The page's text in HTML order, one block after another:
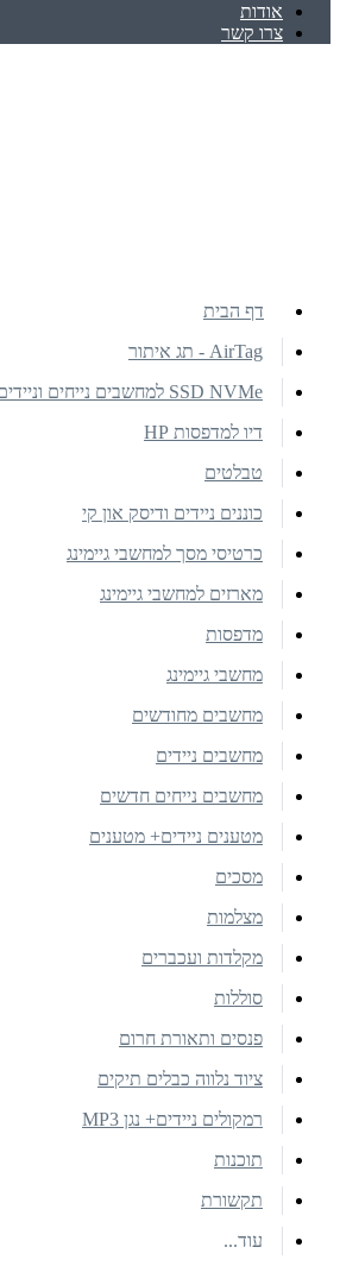
אודות
צרו קשר
דף הבית
AirTag - תג איתור
SSD NVMe למחשבים נייחים וניידים
דיו למדפסות HP
טבלטים
כוננים ניידים ודיסק און קי
כרטיסי מסך למחשבי גיימינג
מארזים למחשבי גיימינג
מדפסות
מחשבי גיימינג
מחשבים מחודשים
מחשבים ניידים
מחשבים נייחים חדשים
מטענים ניידים+ מטענים
מסכים
מצלמות
מקלדות ועכברים
סוללות
פנסים ותאורת חרום
ציוד נלווה כבלים תיקים
רמקולים ניידים+ נגן MP3
תוכנות
תקשורת
עוד...